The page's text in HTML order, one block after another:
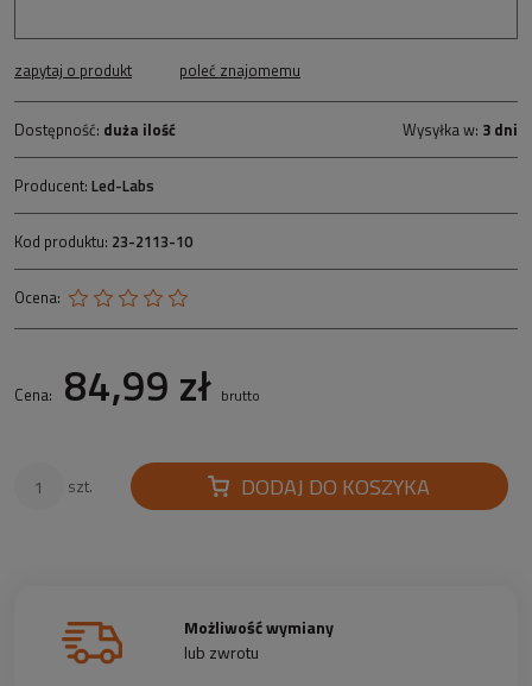
zapytaj o produkt poleć znajomemu
Dostępność: duża ilość Wysyłka w: 3 dni
Producent: Led-Labs
Kod produktu: 23-2113-10
Ocena:
Cena: 84,99 zł brutto
szt. DODAJ DO KOSZYKA
Możliwość wymiany
lub zwrotu